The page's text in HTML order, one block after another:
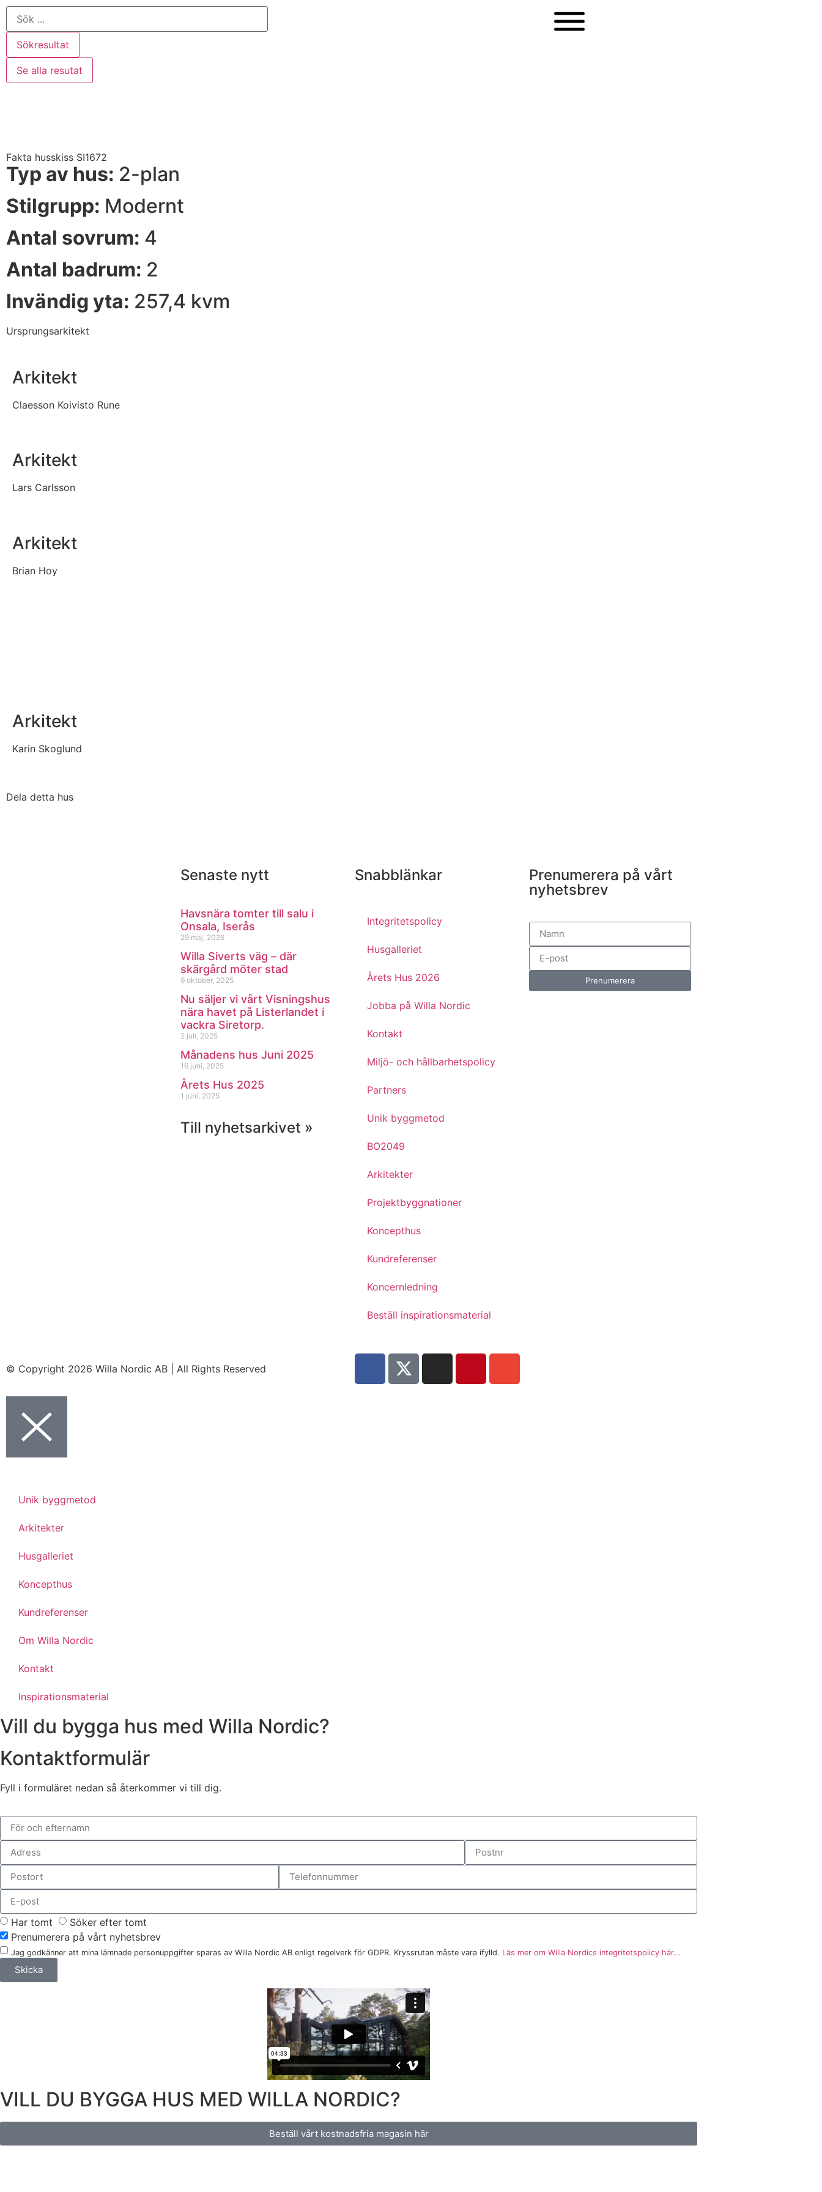
Sökresultat
Se alla resutat
Fakta husskiss SI1672
Typ av hus: 2-plan
Stilgrupp: Modernt
Antal sovrum: 4
Antal badrum: 2
Invändig yta: 257,4 kvm
Ursprungsarkitekt
Arkitekt
Claesson Koivisto Rune
Arkitekt
Lars Carlsson
Arkitekt
Brian Hoy
Arkitekt
Karin Skoglund
Dela detta hus
Senaste nytt
Havsnära tomter till salu i
Onsala, Iserås
29 maj, 2026
Willa Siverts väg – där
skärgård möter stad
9 oktober, 2025
Nu säljer vi vårt Visningshus
nära havet på Listerlandet i
vackra Siretorp.
2 juli, 2025
Månadens hus Juni 2025
16 juni, 2025
Årets Hus 2025
1 juni, 2025
Till nyhetsarkivet »
Snabblänkar
Integritetspolicy
Husgalleriet
Årets Hus 2026
Jobba på Willa Nordic
Kontakt
Miljö- och hållbarhetspolicy
Partners
Unik byggmetod
BO2049
Arkitekter
Projektbyggnationer
Koncepthus
Kundreferenser
Koncernledning
Beställ inspirationsmaterial
Prenumerera på vårt
nyhetsbrev
Prenumerera
© Copyright 2026 Willa Nordic AB | All Rights Reserved
Unik byggmetod
Arkitekter
Husgalleriet
Koncepthus
Kundreferenser
Om Willa Nordic
Kontakt
Inspirationsmaterial
Vill du bygga hus med Willa Nordic?
Kontaktformulär
Fyll i formuläret nedan så återkommer vi till dig.
Har tomt
Söker efter tomt
Prenumerera på vårt nyhetsbrev
Jag godkänner att mina lämnade personuppgifter sparas av Willa Nordic AB enligt regelverk för GDPR. Kryssrutan måste vara ifylld. Läs mer om Willa Nordics integritetspolicy här...
Skicka
VILL DU BYGGA HUS MED WILLA NORDIC?
Beställ vårt kostnadsfria magasin här